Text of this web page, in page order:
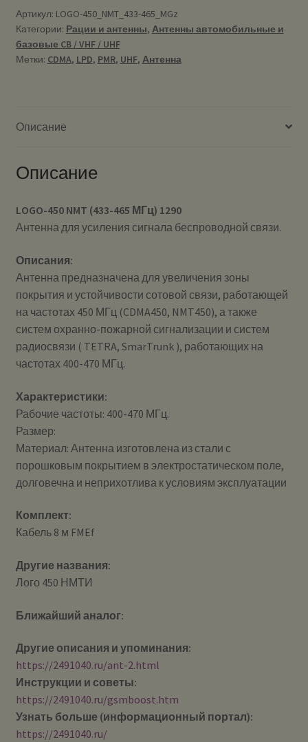
Артикул: LOGO-450_NMT_433-465_MGz
Категории: Рации и антенны, Антенны автомобильные и
базовые CB / VHF / UHF
Метки: CDMA, LPD, PMR, UHF, Антенна
Описание
Описание
LOGO-450 NMT (433-465 МГц) 1290
Антенна для усиления сигнала беспроводной связи.
Описания:
Антенна предназначена для увеличения зоны
покрытия и устойчивости сотовой связи, работающей
на частотах 450 МГц (CDMA450, NMT450), а также
систем охранно-пожарной сигнализации и систем
радиосвязи ( TETRA, SmarTrunk ), работающих на
частотах 400-470 МГц.
Характеристики:
Рабочие частоты: 400-470 МГц.
Размер:
Материал: Антенна изготовлена из стали с
порошковым покрытием в электростатическом поле,
долговечна и неприхотлива к условиям эксплуатации
Комплект:
Кабель 8 м FMEf
Другие названия:
Лого 450 НМТИ
Ближайший аналог:
Другие описания и упоминания:
https://2491040.ru/ant-2.html
Инструкции и советы:
https://2491040.ru/gsmboost.htm
Узнать больше (информационный портал):
https://2491040.ru/